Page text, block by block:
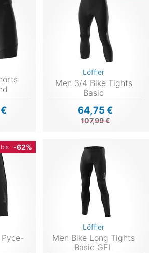
Löffler
Men 3/4 Bike Tights
Basic
64,75 €
107,99 €
bis -62%
Löffler
Men Bike Long Tights
Basic GEL